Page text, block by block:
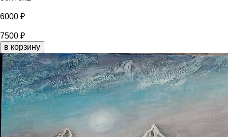
6000 ₽
7500 ₽
в корзину